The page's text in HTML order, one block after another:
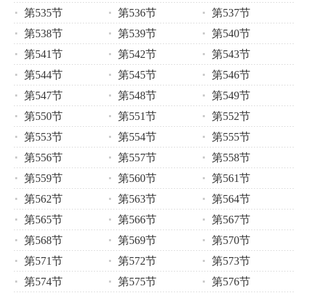
第535节
第536节
第537节
第538节
第539节
第540节
第541节
第542节
第543节
第544节
第545节
第546节
第547节
第548节
第549节
第550节
第551节
第552节
第553节
第554节
第555节
第556节
第557节
第558节
第559节
第560节
第561节
第562节
第563节
第564节
第565节
第566节
第567节
第568节
第569节
第570节
第571节
第572节
第573节
第574节
第575节
第576节